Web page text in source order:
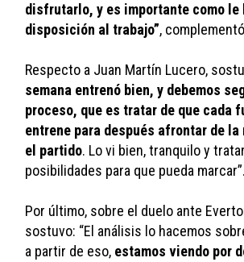
disfrutarlo, y es importante como le
disposición al trabajo”,
Respecto a Juan Martín Lucero,
semana entrenó bien, y debemos
proceso, que es tratar de que cada
entrene para después afrontar de la
el partido. Lo vi bien, tranquilo y
posibilidades para que pueda marcar”.
Por último, sobre el duelo ante
sostuvo: “El análisis lo hacemos
a partir de eso, estamos viendo por